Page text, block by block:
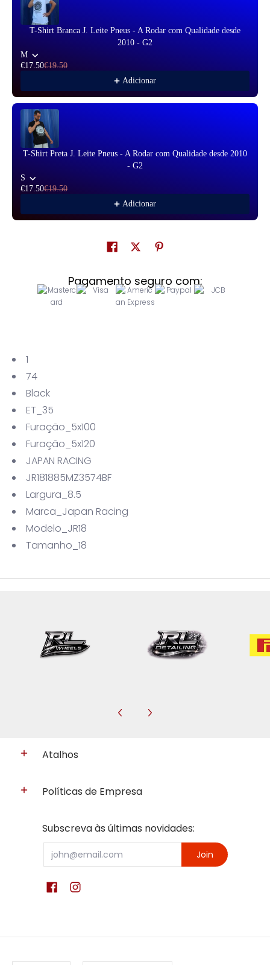
T-Shirt Branca J. Leite Pneus - A Rodar com Qualidade desde
2010 - G2
M
€17.50€19.50
Adicionar
T-Shirt Preta J. Leite Pneus - A Rodar com Qualidade desde 2010
- G2
S
€17.50€19.50
Adicionar
Pagamento seguro com:
1
74
Black
ET_35
Furação_5x100
Furação_5x120
JAPAN RACING
JR181885MZ3574BF
Largura_8.5
Marca_Japan Racing
Modelo_JR18
Tamanho_18
Atalhos
Políticas de Empresa
Subscreva às últimas novidades:
Email Join